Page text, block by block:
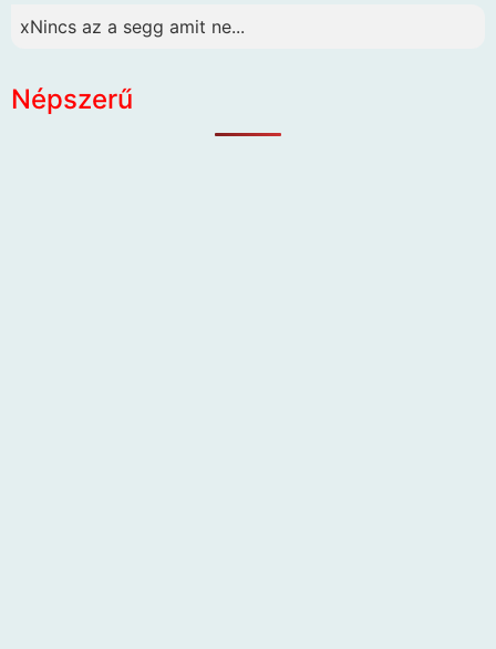
xNincs az a segg amit ne...
Népszerű